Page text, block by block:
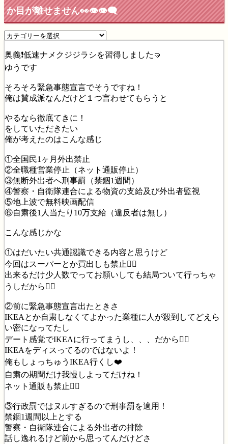
か目が離せません👀👁👁‍🗨
奥義❗️低速ナメクジジラシを習得しました🤜
ゆうです
そろそろ緊急事態宣言でそうですね！
俺は賛成派なんだけど１つ言わせてもらうと
やるなら徹底てきに！
をしていただきたい
俺が考えたのはこんな感じ
①全国民1ヶ月外出禁止
②全職種営業停止（ネット通販停止）
③無断外出者へ刑事罰（禁錮1週間）
④警察・自衛隊連合による物資の支給及び外出者監視
⑤地上波で無料映画配信
⑥自粛後1人当たり10万支給（違反者は無し）
こんな感じかな
①はだいたい共通認識できる内容と思うけど
今回はスーパーとか買出しも禁止🙅‍♂️
出来るだけ少人数でってお願いしても結局ついて行っちゃ
うしだから🙅‍♂️
②前に緊急事態宣言出たときさ
IKEAとか自粛しなくてよかった業種に人が殺到してどえら
い密になってたし
デート感覚でIKEAに行ってまうし、、、だから🙅‍♂️
IKEAをディスってるのではないよ！
俺もしょっちゅうIKEA行くし❤️
自粛の期間だけ我慢しよってだけね！
ネット通販も禁止🙅‍♂️
③行政罰ではヌルすぎるので刑事罰を適用！
禁錮1週間以上とする
警察・自衛隊連合による外出者の排除
話し逸れるけど前から思ってんだけどさ